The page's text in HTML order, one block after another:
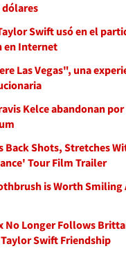
dólares
Swift usó en el
en Internet
Las Vegas", una
Kelce abandonan
Back Shots, Stretches
Tour Film Trailer
is Worth
No Longer Follows
Swift Friendship